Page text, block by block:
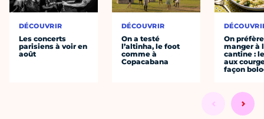
DÉCOUVRIR
Les concerts
parisiens à voir en
août
DÉCOUVRIR
On a testé
l’altinha, le foot
comme à
Copacabana
On préfère
manger à
cantine :
aux
façon